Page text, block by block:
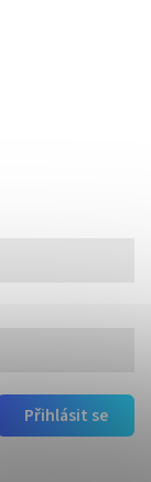
Přihlásit se